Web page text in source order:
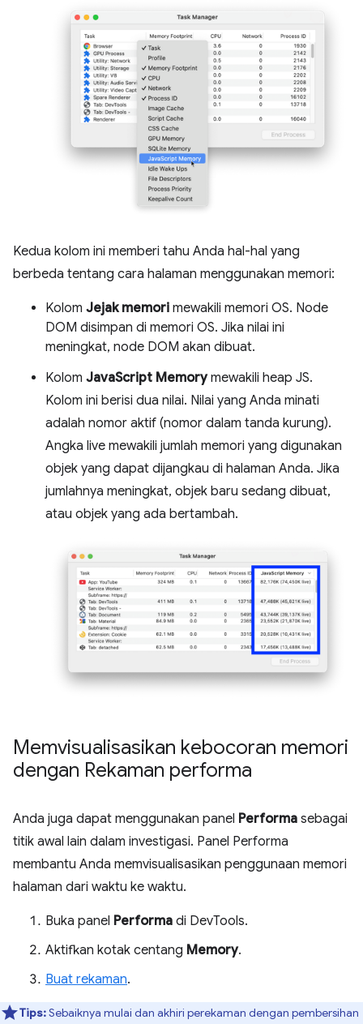
Kedua kolom ini memberi tahu Anda hal-hal yang
berbeda tentang cara halaman menggunakan memori:
Kolom Jejak memori mewakili memori OS. Node
DOM disimpan di memori OS. Jika nilai ini
meningkat, node DOM akan dibuat.
Kolom JavaScript Memorymewakili heap JS.
Kolom ini berisi dua nilai. Nilai yang Anda minati
adalah nomor aktif (nomor dalam tanda kurung).
Angka live mewakili jumlah memori yang digunakan
objek yang dapat dijangkau di halaman Anda. Jika
jumlahnya meningkat, objek baru sedang dibuat,
atau objek yang ada bertambah.
Memvisualisasikan kebocoran memori
dengan Rekaman performa
Anda juga dapat menggunakan panel Performa sebagai
titik awal lain dalam investigasi. Panel Performa
membantu Anda memvisualisasikan penggunaan memori
halaman dari waktu ke waktu.
Buka panel Performa di DevTools.
Aktifkan kotak centang Memory.
Buat rekaman.
Tips:Sebaiknya mulai dan akhiri perekaman dengan pembersihan